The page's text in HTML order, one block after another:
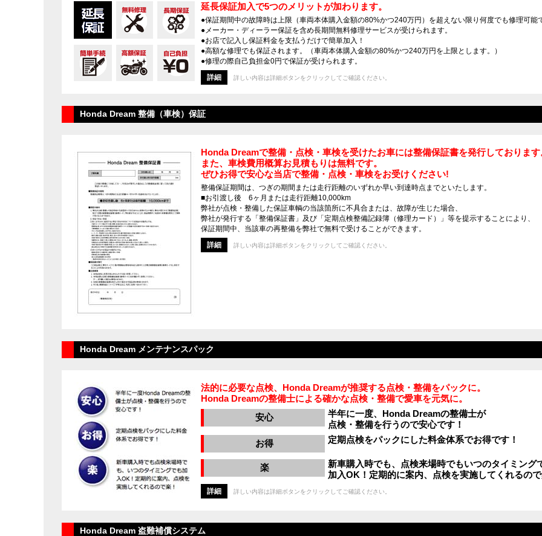
延長保証加入で5つのメリットが加わります。
●保証期間中の故障時は上限（車両本体購入金額の80%かつ240万円）を超えない限り何度でも修理可能
●メーカー・ディーラー保証を含め長期間無料修理サービスが受けられます。
●お店で記入し保証料金を支払うだけで簡単加入！
●高額な修理でも保証されます。（車両本体購入金額の80%かつ240万円を上限とします。）
●修理の際自己負担金0円で保証が受けられます。
詳細
詳しい内容は詳細ボタンをクリックしてご確認ください。
Honda Dream 整備（車検）保証
Honda Dreamで整備・点検・車検を受けたお車には整備保証書を発行しております
また、車検費用概算お見積もりは無料です。
ぜひお得で安心な当店で整備・点検・車検をお受けください!
整備保証期間は、つぎの期間または走行距離のいずれか早い到達時点までといたします。
■お引渡し後 6ヶ月または走行距離10,000km
弊社が点検・整備した保証車輌の当該箇所に不具合または、故障が生じた場合、
弊社が発行する「整備保証書」及び「定期点検整備記録簿（修理カード）」等を提示することにより、
保証期間中、当該車の再整備を弊社で無料で受けることができます。
詳細
詳しい内容は詳細ボタンをクリックしてご確認ください。
Honda Dream メンテナンスパック
法的に必要な点検、Honda Dreamが推奨する点検・整備をパックに。
Honda Dreamの整備士による確かな点検・整備で愛車を元気に。
安心
半年に一度、Honda Dreamの整備士が
点検・整備を行うので安心です！
お得
定期点検をパックにした料金体系でお得です！
楽
新車購入時でも、点検来場時でもいつのタイミング
加入OK！定期的に案内、点検を実施してくれるの
詳細 詳しい内容は詳細ボタンをクリックしてご確認ください。
Honda Dream 盗難補償システム